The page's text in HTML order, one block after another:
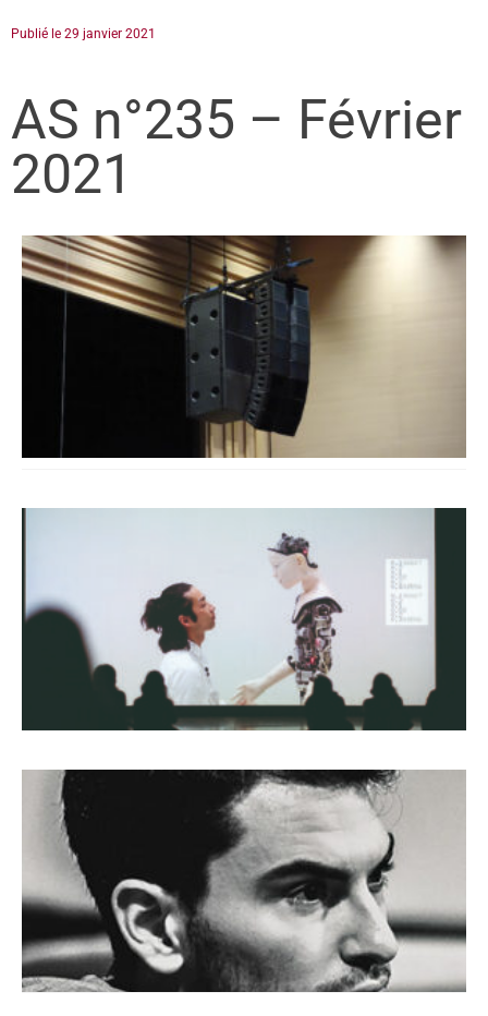
Publié le 29 janvier 2021
AS n°235 – Février
2021